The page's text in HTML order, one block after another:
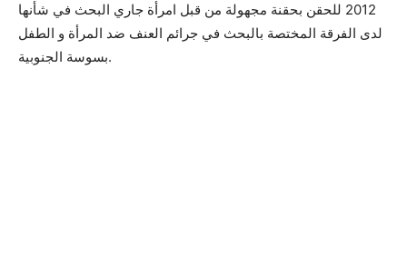
2012 للحقن بحقنة مجهولة من قبل امرأة جاري البحث في شأنها
لدى الفرقة المختصة بالبحث في جرائم العنف ضد المرأة و الطفل
بسوسة الجنوبية.